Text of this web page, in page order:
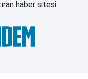
haber sitesi..